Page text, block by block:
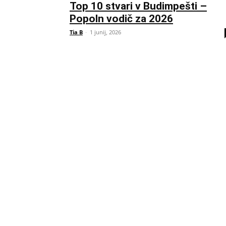
Top 10 stvari v Budimpešti –
Popoln vodič za 2026
Tia B - 1 junij, 2026